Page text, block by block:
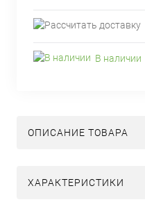
В наличии
ОПИСАНИЕ ТОВАРА
ХАРАКТЕРИСТИКИ